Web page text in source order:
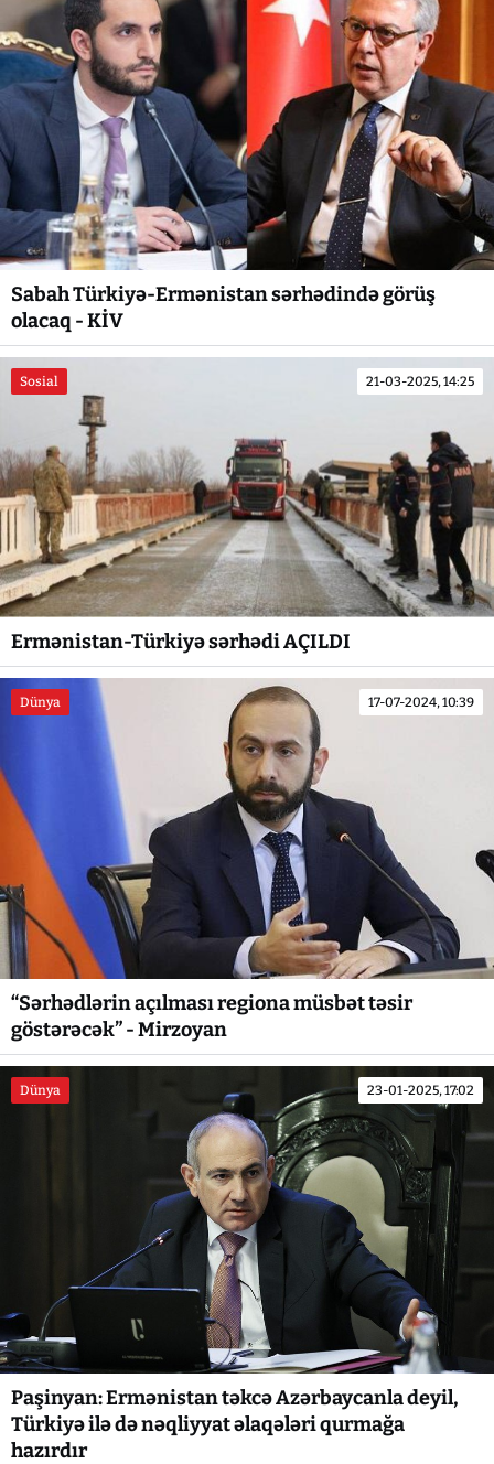
Sabah Türkiyə-Ermənistan sərhədində görüş
olacaq - KİV
Sosial 21-03-2025, 14:25
Ermənistan-Türkiyə sərhədi AÇILDI
Dünya 17-07-2024, 10:39
“Sərhədlərin açılması regiona müsbət təsir
göstərəcək” - Mirzoyan
Dünya 23-01-2025, 17:02
Paşinyan: Ermənistan təkcə Azərbaycanla deyil,
Türkiyə ilə də nəqliyyat əlaqələri qurmağa
hazırdır